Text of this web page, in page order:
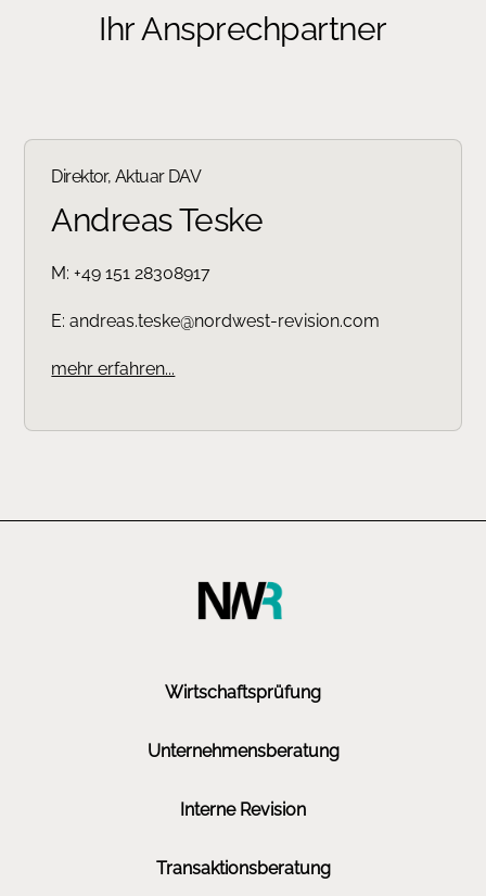
Ihr Ansprechpartner
Direktor, Aktuar DAV
Andreas Teske
M:+49 151 28308917
E:andreas.teske@nordwest-revision.com
mehr erfahren...
Wirtschaftsprüfung
Unternehmensberatung
Interne Revision
Transaktionsberatung